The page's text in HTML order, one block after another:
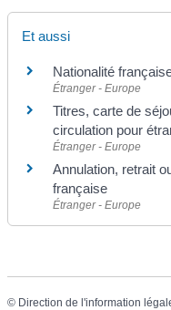
Et aussi
Nationalité
Étranger - Europe
Titres, carte de
circulation pour
Étranger - Europe
Annulation, retrait
française
Étranger - Europe
© Direction de l'information